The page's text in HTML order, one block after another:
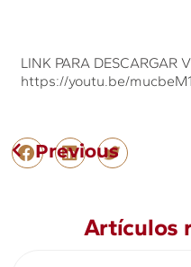
LINK PARA DESCARGAR
https://youtu.be/
Previous
Artículos